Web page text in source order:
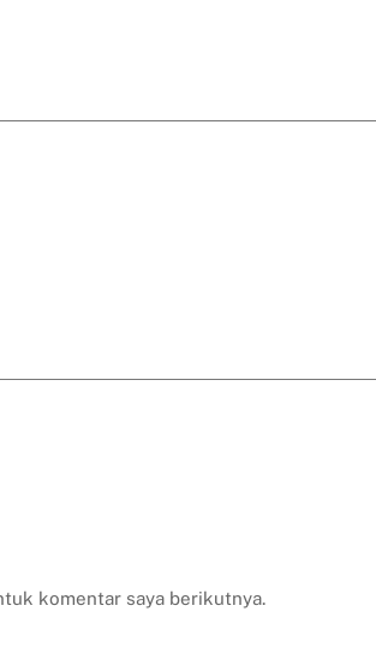
komentar saya berikutnya.